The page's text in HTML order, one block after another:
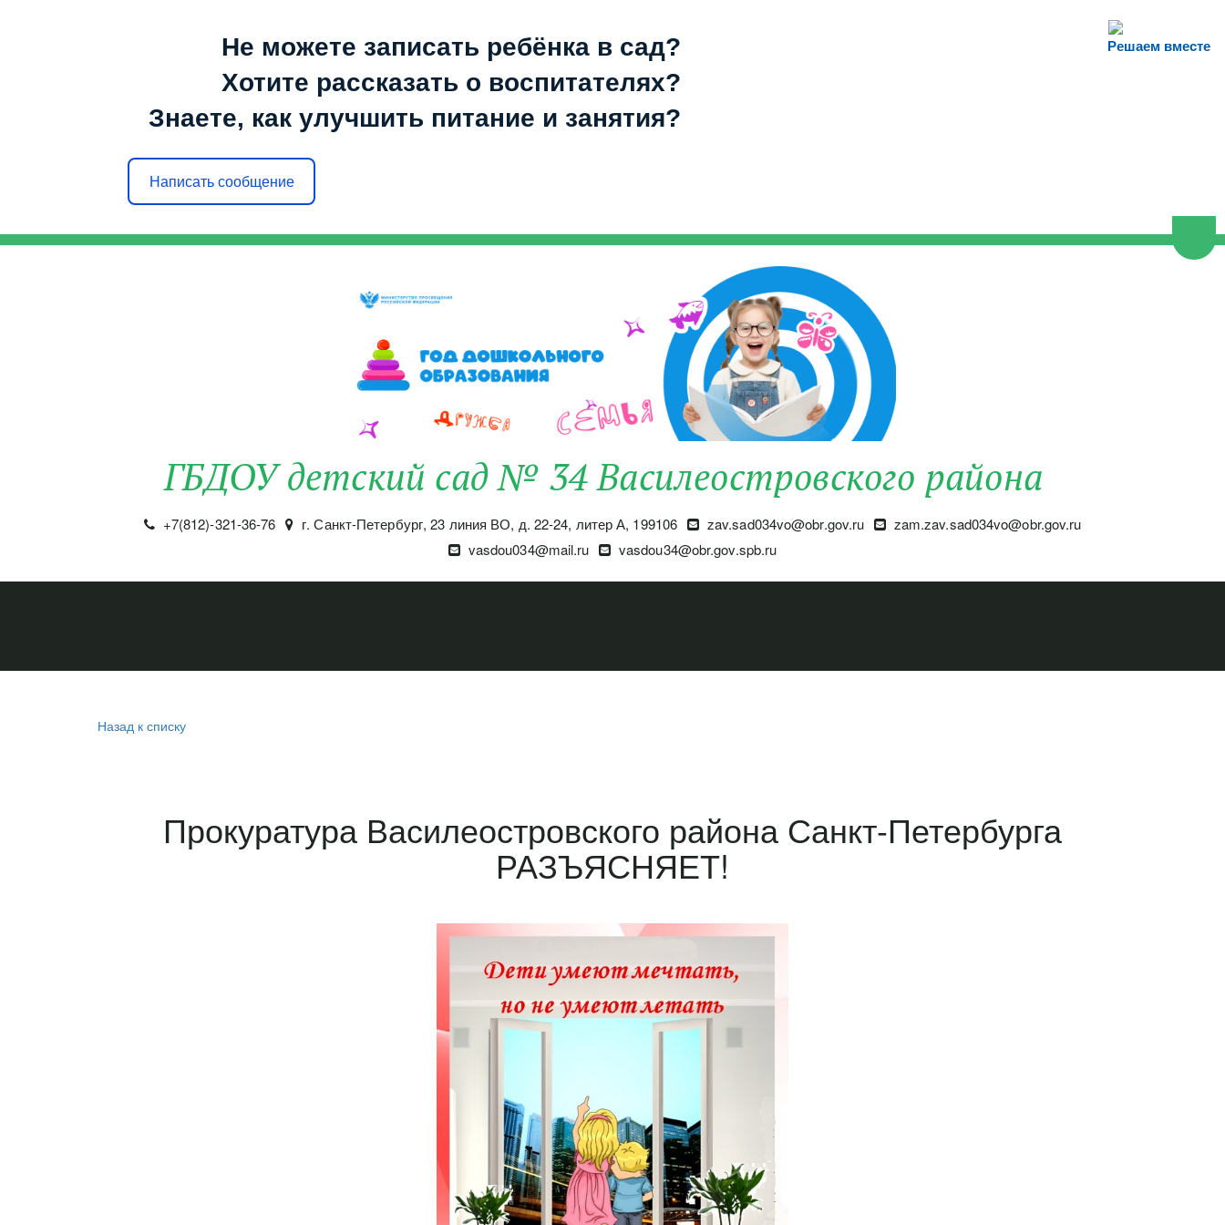
Решаем вместе
Не можете записать ребёнка в сад?
Хотите рассказать о воспитателях?
Знаете, как улучшить питание и занятия?
Написать сообщение
ГБДОУ детский сад № 34 Василеостровского района
+7(812)-321-36-76 г. Санкт-Петербург,23 линия ВО, д. 22-24, литер А, 199106 zav.sad034vo@obr.gov.ru
zam.zav.sad034vo@obr.gov.ru
vasdou034@mail.ru
vasdou34@obr.gov.spb.ru
Назад к списку
Прокуратура Василеостровского района Санкт-Петербурга
РАЗЪЯСНЯЕТ!